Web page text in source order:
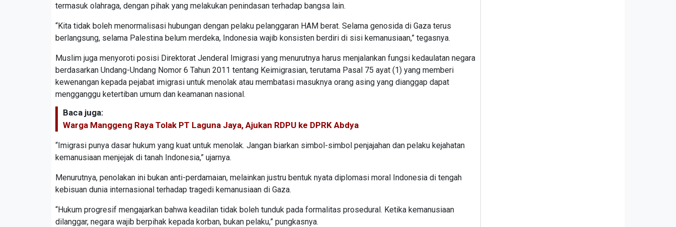
termasuk olahraga, dengan pihak yang melakukan penindasan terhadap bangsa lain.
“Kita tidak boleh menormalisasi hubungan dengan pelaku pelanggaran HAM berat. Selama genosida di Gaza terus
berlangsung, selama Palestina belum merdeka, Indonesia wajib konsisten berdiri di sisi kemanusiaan,” tegasnya.
Muslim juga menyoroti posisi Direktorat Jenderal Imigrasi yang menurutnya harus menjalankan fungsi kedaulatan negara
berdasarkan Undang-Undang Nomor 6 Tahun 2011 tentang Keimigrasian, terutama Pasal 75 ayat (1) yang memberi
kewenangan kepada pejabat imigrasi untuk menolak atau membatasi masuknya orang asing yang dianggap dapat
mengganggu ketertiban umum dan keamanan nasional.
Baca juga:
Warga Manggeng Raya Tolak PT Laguna Jaya, Ajukan RDPU ke DPRK Abdya
“Imigrasi punya dasar hukum yang kuat untuk menolak. Jangan biarkan simbol-simbol penjajahan dan pelaku kejahatan
kemanusiaan menjejak di tanah Indonesia,” ujarnya.
Menurutnya, penolakan ini bukan anti-perdamaian, melainkan justru bentuk nyata diplomasi moral Indonesia di tengah
kebisuan dunia internasional terhadap tragedi kemanusiaan di Gaza.
“Hukum progresif mengajarkan bahwa keadilan tidak boleh tunduk pada formalitas prosedural. Ketika kemanusiaan
dilanggar, negara wajib berpihak kepada korban, bukan pelaku,” pungkasnya.